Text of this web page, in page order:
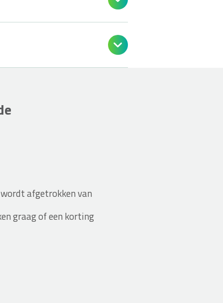

afgetrokken van
graag of een korting